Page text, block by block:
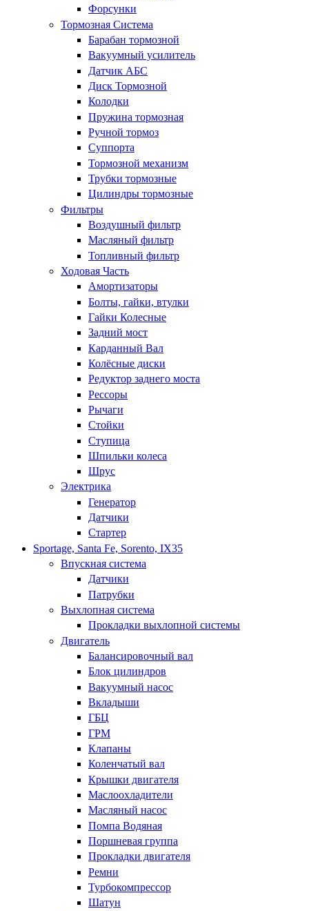
Форсунки
Тормозная Система
Барабан тормозной
Вакуумный усилитель
Датчик АБС
Диск Тормозной
Колодки
Пружина тормозная
Ручной тормоз
Суппорта
Тормозной механизм
Трубки тормозные
Цилиндры тормозные
Фильтры
Воздушный фильтр
Масляный фильтр
Топливный фильтр
Ходовая Часть
Амортизаторы
Болты, гайки, втулки
Гайки Колесные
Задний мост
Карданный Вал
Колёсные диски
Редуктор заднего моста
Рессоры
Рычаги
Стойки
Ступица
Шпильки колеса
Шрус
Электрика
Генератор
Датчики
Стартер
Sportage, Santa Fe, Sorento, IX35
Впускная система
Датчики
Патрубки
Выхлопная система
Прокладки выхлопной системы
Двигатель
Балансировочный вал
Блок цилиндров
Вакуумный насос
Вкладыши
ГБЦ
ГРМ
Клапаны
Коленчатый вал
Крышки двигателя
Маслоохладители
Масляный насос
Помпа Водяная
Поршневая группа
Прокладки двигателя
Ремни
Турбокомпрессор
Шатун